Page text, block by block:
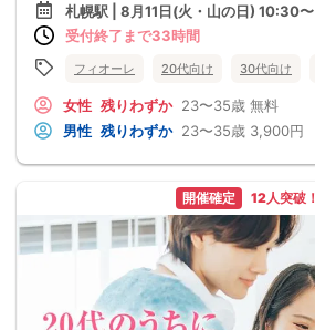
札幌駅 | 8月11日(火・山の日) 10:30〜
受付終了まで33時間
フィオーレ 20代向け 30代向け
女性 残りわずか 23〜35歳 無料
男性 残りわずか 23〜35歳 3,900円
開催確定 12人突破！